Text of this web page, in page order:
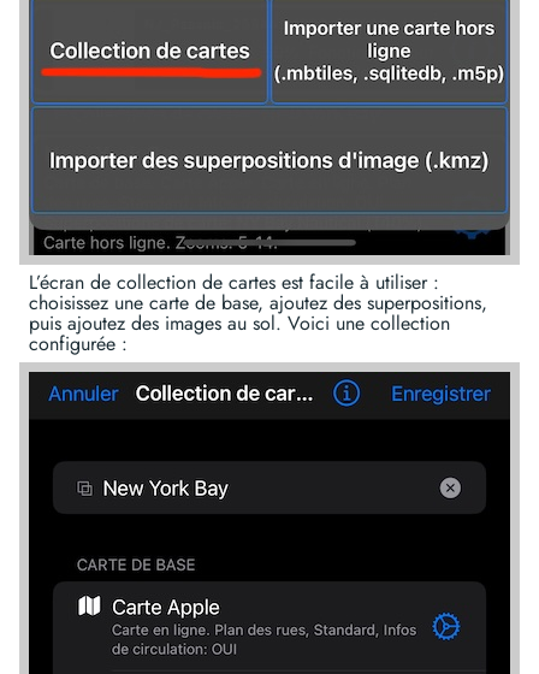
L’écran de collection de cartes est facile à utiliser :
choisissez une carte de base, ajoutez des superpositions,
puis ajoutez des images au sol. Voici une collection
configurée :